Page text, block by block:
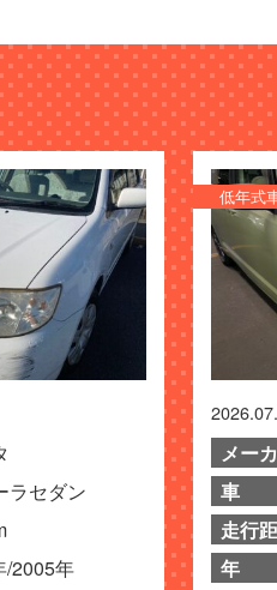
ラセダン
/2005年
低年式
メー
車
走行
年